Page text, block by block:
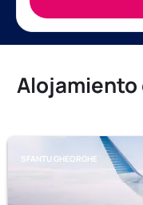
Alojamiento
SFANTU GHEORGHE